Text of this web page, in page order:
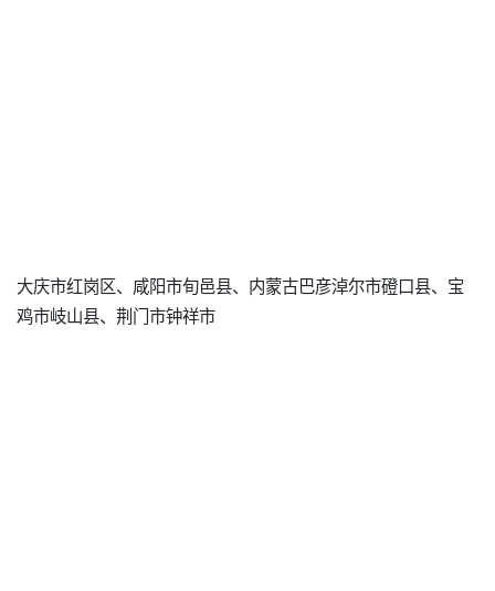
大庆市红岗区、咸阳市旬邑县、内蒙古巴彦淖尔市磴口县、宝
鸡市岐山县、荆门市钟祥市